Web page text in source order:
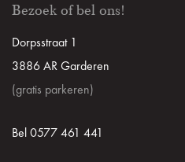
Bezoek of bel ons!
Dorpsstraat 1
3886 AR Garderen
(gratis parkeren)
Bel 0577 461 441